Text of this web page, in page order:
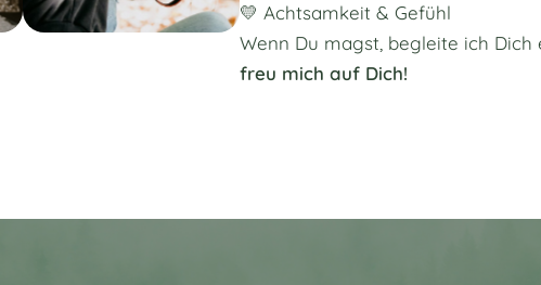
💛 Achtsamkeit & Gefühl
Wenn Du magst, begleite ich Dich
freu mich auf Dich!